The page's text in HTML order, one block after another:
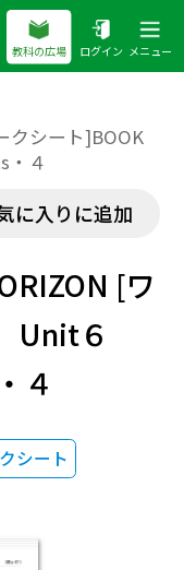
教科の広場 ログイン メニュー
クシート]BOOK
４
に入りに追加
[ワ
Unit６
４
シート